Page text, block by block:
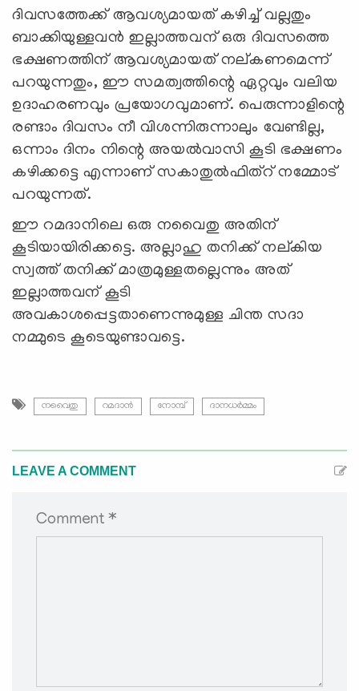
ദിവസത്തേക്ക് ആവശ്യമായത് കഴിച്ച് വല്ലതും
ബാക്കിയുള്ളവന്‍ ഇല്ലാത്തവന് ഒരു ദിവസത്തെ
ഭക്ഷണത്തിന് ആവശ്യമായത് നല്കണമെന്ന്
പറയുന്നതും, ഈ സമത്വത്തിന്റെ ഏറ്റവും വലിയ
ഉദാഹരണവും പ്രയോഗവുമാണ്. പെരുന്നാളിന്റെ
രണ്ടാം ദിവസം നീ വിശന്നിരുന്നാലും വേണ്ടില്ല,
ഒന്നാം ദിനം നിന്റെ അയല്‍വാസി കൂടി ഭക്ഷണം
കഴിക്കട്ടെ എന്നാണ് സകാതുല്‍ഫിത്റ് നമ്മോട്
പറയുന്നത്.
ഈ റമദാനിലെ ഒരു നവൈതു അതിന്
കൂടിയായിരിക്കട്ടെ. അല്ലാഹു തനിക്ക് നല്കിയ
സ്വത്ത് തനിക്ക് മാത്രമുള്ളതല്ലെന്നും അത്
ഇല്ലാത്തവന് കൂടി
അവകാശപ്പെട്ടതാണെന്നുമുള്ള ചിന്ത സദാ
നമ്മുടെ കൂടെയുണ്ടാവട്ടെ.
നവൈതു റമദാൻ നോമ്പ് ദാനധർമ്മം
LEAVE A COMMENT
Comment *